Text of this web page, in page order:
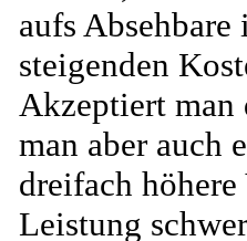
aufs
steigenden
Akzeptiert man
man aber auch
dreifach
Leistung